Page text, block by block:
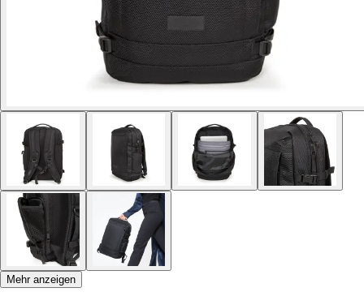
Mehr anzeigen